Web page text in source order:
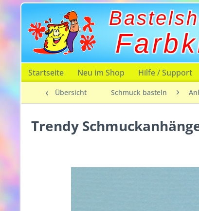
Startseite Neu im Shop Hilfe / Support
Übersicht Schmuck basteln
Trendy